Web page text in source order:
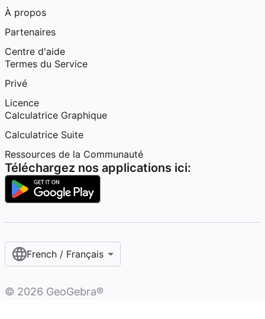
À propos
Partenaires
Centre d'aide
Termes du Service
Privé
Licence
Calculatrice Graphique
Calculatrice Suite
Ressources de la Communauté
Téléchargez nos applications ici:
French / Français‎
© 2026 GeoGebra®